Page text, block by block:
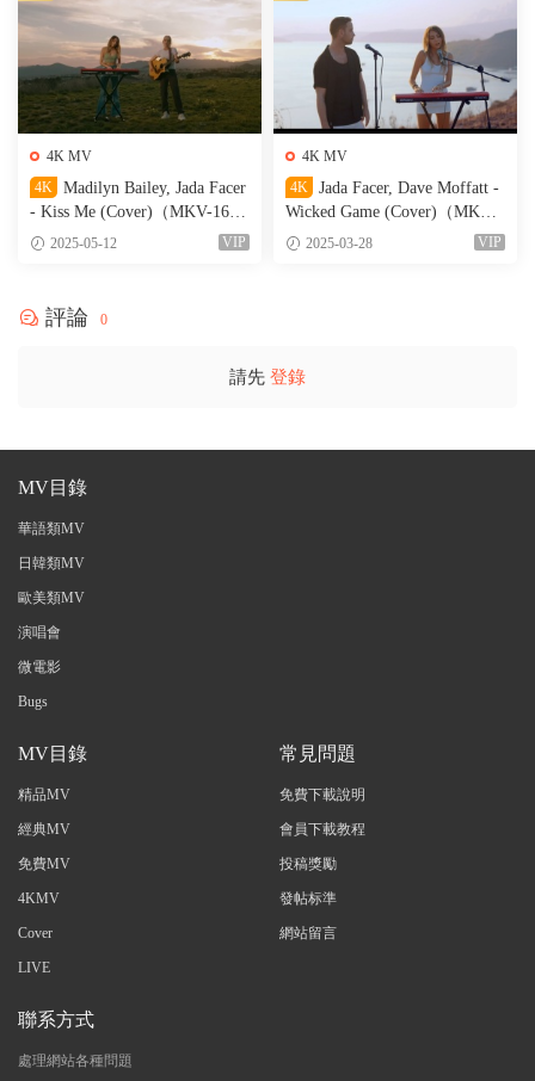
4K MV
4K
Madilyn Bailey, Jada Facer
- Kiss Me (Cover)（MKV-164
M）2025-05-12 VIP
4K MV
4K
Jada Facer, Dave Moffatt -
Wicked Game (Cover)（MKV-1
62M）
2025-03-28 VIP
評論 0
請先 登錄
MV目錄
華語類MV
日韓類MV
歐美類MV
演唱會
微電影
Bugs
MV目錄
精品MV
經典MV
免費MV
4KMV
Cover
LIVE
常見問題
免費下載說明
會員下載教程
投稿獎勵
發帖标準
網站留言
聯系方式
處理網站各種問題